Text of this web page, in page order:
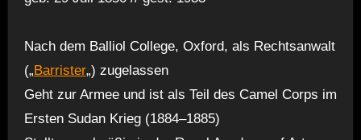
Nach dem Balliol College, Oxford, als Rechtsanwalt
(„Barrister„) zugelassen
Geht zur Armee und ist als Teil des Camel Corps im
Ersten Sudan Krieg (1884–1885)